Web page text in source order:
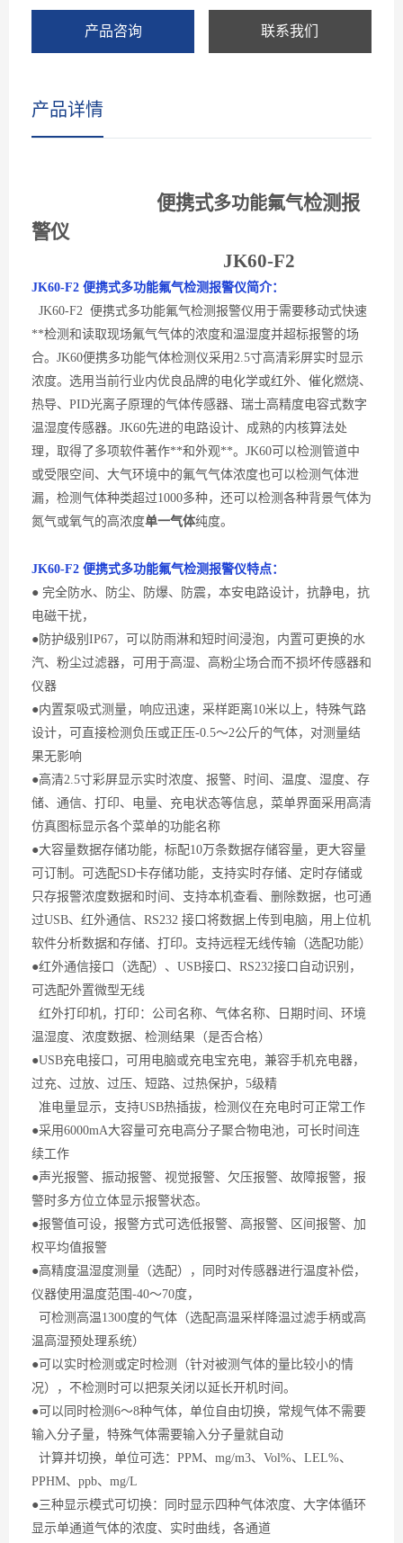
1000多种，还可以检测各种背景气体为氮气或氧气的高浓
产品咨询 联系我们
产品详情
便携式多功能氟气检测报
警仪
JK60-F2
JK60-F2 便携式多功能氟气检测报警仪简介：
JK60-F2 便携式多功能氟气检测报警仪用于需要移动式快速
**检测 和读取现场氟气气体的浓度和温湿度并超标报警的场
合。 JK60便携多功能气体检测仪采用2.5寸高清彩屏实时显示
浓度。 选用当前行业内优良品牌的电化学或红外、催化燃烧、
热导、 PID光离子原理的气体传感器、瑞士高精度电容式数字
温湿度传感器。 JK60先进的电路设计、成熟的内核算法处
理，取得了多项软件著作**和外观**。JK60可以检测管道中
或受限空间、大气环境中的氟气气体浓度也可以检测气体泄
漏，检测气体种类超过1000多种，还可以检测各种背景气体为
氮气或氧气的高浓度单一气体纯度。
JK60-F2 便携式多功能氟气检测报警仪特点：
● 完全防水、防尘、防爆、防震，本安电路设计，抗静电，抗
电磁干扰，
●防护级别IP67，可以防雨淋和短时间浸泡，内置可更换的水
汽、粉尘过滤器，可用于高湿、高粉尘场合而不损坏传感器和
仪器
●内置泵吸式测量，响应迅速，采样距离10米以上，特殊气路
设计，可直接检测负压或正压-0.5～2公斤的气体，对测量结
果无影响
●高清2.5寸彩屏显示实时浓度、报警、时间、温度、湿度、存
储、通信、打印、电量、充电状态等信息，菜单界面采用高清
仿真图标显示各个菜单的功能名称
●大容量数据存储功能，标配10万条数据存储容量，更大容量
可订制。可选配SD卡存储功能，支持实时存储、定时存储或
只存报警浓度数据和时间、支持本机查看、删除数据，也可通
过USB、红外通信、RS232 接口将数据上传到电脑，用上位机
软件分析数据和存储、打印。支持远程无线传输（选配功能）
●红外通信接口（选配）、USB接口、RS232接口自动识别，
可选配外置微型无线
红外打印机，打印：公司名称、气体名称、日期时间、环境
温湿度、浓度数据、检测结果（是否合格）
●USB充电接口，可用电脑或充电宝充电，兼容手机充电器，
过充、过放、过压、短路、过热保护，5级精
准电量显示，支持USB热插拔，检测仪在充电时可正常工作
●采用6000mA大容量可充电高分子聚合物电池，可长时间连
续工作
●声光报警、振动报警、视觉报警、欠压报警、故障报警，报
警时多方位立体显示报警状态。
●报警值可设，报警方式可选低报警、高报警、区间报警、加
权平均值报警
●高精度温湿度测量（选配），同时对传感器进行温度补偿，
仪器使用温度范围-40～70度，
可检测 高温1300度的气体（选配高温采样降温过滤手柄或高
温高湿预处理系统）
●可以实时检测或定时检测（针对被测气体的量比较小的情
况），不检测时可以把泵关闭以延长开机时间。
●可以同时检测6～8种气体，单位自由切换，常规气体不需要
输入分子量，特殊气体需要输入分子量就自动
计算并切换，单位可选：PPM、mg/m3、Vol%、LEL%、
PPHM、ppb、mg/L
●三种显示模式可切换：同时显示四种气体浓度、大字体循环
显示单通道气体的浓度、实时曲线，各通道